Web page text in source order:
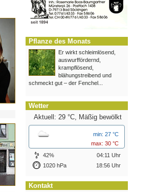
Pflanze des Monats
Er wirkt schleimlösend,
auswurffördernd,
krampflösend,
blähungstreibend und
schmeckt gut – der Fenchel...
Wetter
Aktuell: 29 °C, Mäßig bewölkt
min: 27 °C
max: 30 °C
42%
04:11 Uhr
1020 hPa
18:56 Uhr
Kontakt